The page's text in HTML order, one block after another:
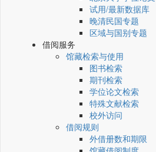
试用/最新数据库
晚清民国专题
区域与国别专题
借阅服务
馆藏检索与使用
图书检索
期刊检索
学位论文检索
特殊文献检索
校外访问
借阅规则
外借册数和期限